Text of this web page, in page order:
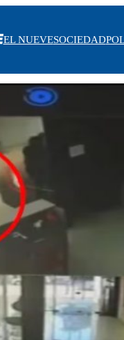
EL NUEVESOCIEDAD